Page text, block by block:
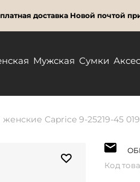
доставка Новой почтой
Мужская Сумки
Caprice 9-25219-45
Код